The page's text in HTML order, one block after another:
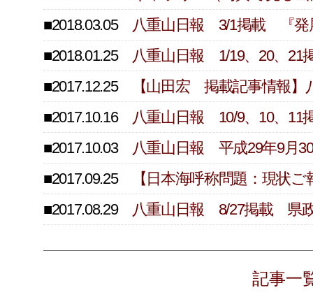
■2018.03.05 八重山日報 3/1掲載 『発
■2018.01.25 八重山日報 1/19、20、21
■2017.12.25
【山田宏 掲載記事情報】
■2017.10.16 八重山日報 10/9、10、11
■2017.10.03 八重山日報 平成29年9月
■2017.09.25
【日本海呼称問題：現状ご
■2017.08.29 八重山日報 8/27掲載 県
記事一